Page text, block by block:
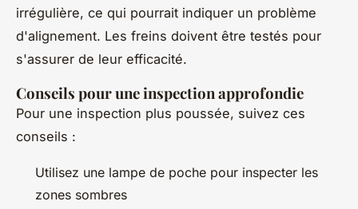
irrégulière, ce qui pourrait indiquer un problème
d'alignement. Les freins doivent être testés pour
s'assurer de leur efficacité.
Conseils pour une inspection approfondie
Pour une inspection plus poussée, suivez ces
conseils :
Utilisez une lampe de poche pour inspecter les
zones sombres